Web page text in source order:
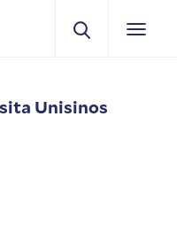
Unisinos